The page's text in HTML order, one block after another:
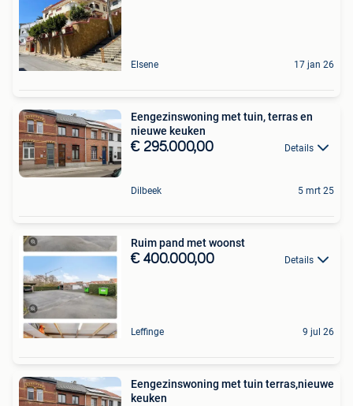
Elsene 17 jan 26
Eengezinswoning met tuin, terras en
nieuwe keuken
€ 295.000,00 Details
Dilbeek 5 mrt 25
Ruim pand met woonst
€ 400.000,00 Details
Leffinge 9 jul 26
Eengezinswoning met tuin terras,nieuwe
keuken